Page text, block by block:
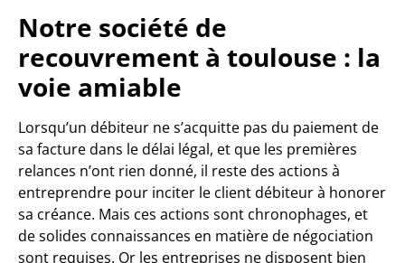
Notre société de
recouvrement à toulouse : la
voie amiable
Lorsqu’un débiteur ne s’acquitte pas du paiement de
sa facture dans le délai légal, et que les premières
relances n’ont rien donné, il reste des actions à
entreprendre pour inciter le client débiteur à honorer
sa créance. Mais ces actions sont chronophages, et
de solides connaissances en matière de négociation
sont requises. Or les entreprises ne disposent bien